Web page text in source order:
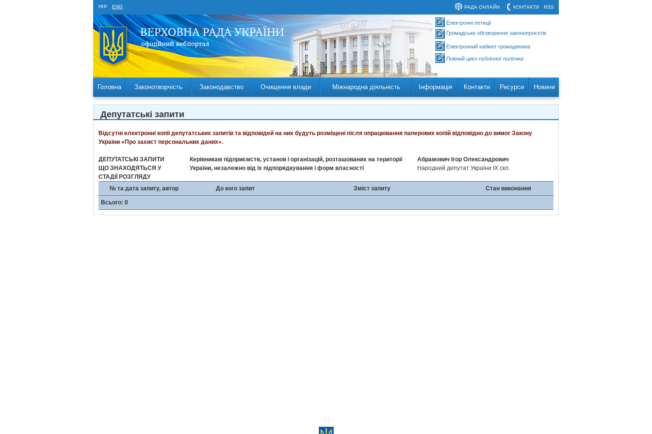
УКР ENG RSS
КОНТАКТИ
РАДА ОНЛАЙН
Електронні петиції
Громадське обговорення законопроєктів
Електронний кабінет громадянина
Повний цикл публічної політики
Головна Законотворчість Законодавство Очищення влади Міжнародна діяльність Інформація Контакти Ресурси Новини
Депутатські запити
Відсутні електронні копії депутатських запитів та відповідей на них будуть розміщені після опрацювання паперових копій відповідно до вимог Закону
України «Про захист персональних даних».
ДЕПУТАТСЬКІ ЗАПИТИ
ЩО ЗНАХОДЯТЬСЯ У
СТАДІЇ РОЗГЛЯДУ
Керівникам підприємств, установ і організацій, розташованих на території
України, незалежно від їх підпорядкування і форм власності
Абрамович Ігор Олександрович
Народний депутат України IX скл.
№ та дата запиту, автор До кого запит Зміст запиту Стан виконання
Всього: 0